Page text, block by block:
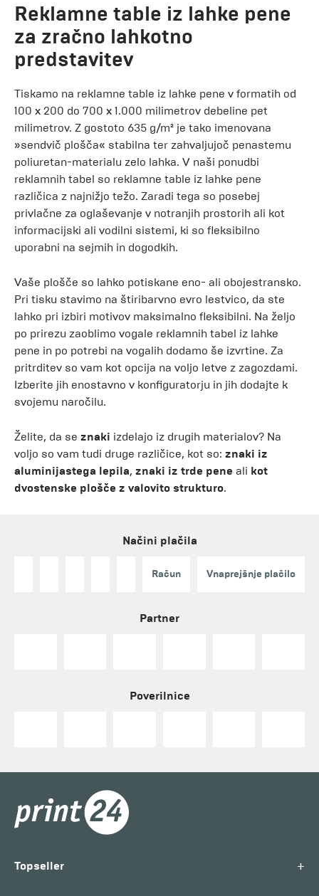
Reklamne table iz lahke pene
za zračno lahkotno
predstavitev
Tiskamo na reklamne table iz lahke pene v formatih od
100 x 200 do 700 x 1.000 milimetrov debeline pet
milimetrov. Z gostoto 635 g/m² je tako imenovana
»sendvič plošča« stabilna ter zahvaljujoč penastemu
poliuretan-materialu zelo lahka. V naši ponudbi
reklamnih tabel so reklamne table iz lahke pene
različica z najnižjo težo. Zaradi tega so posebej
privlačne za oglaševanje v notranjih prostorih ali kot
informacijski ali vodilni sistemi, ki so fleksibilno
uporabni na sejmih in dogodkih.
Vaše plošče so lahko potiskane eno- ali obojestransko.
Pri tisku stavimo na štiribarvno evro lestvico, da ste
lahko pri izbiri motivov maksimalno fleksibilni. Na željo
po prirezu zaoblimo vogale reklamnih tabel iz lahke
pene in po potrebi na vogalih dodamo še izvrtine. Za
pritrditev so vam kot opcija na voljo letve z zagozdami.
Izberite jih enostavno v konfiguratorju in jih dodajte k
svojemu naročilu.
Želite, da se znaki izdelajo iz drugih materialov? Na
voljo so vam tudi druge različice, kot so: znaki iz
aluminijastega lepila, znaki iz trde pene ali kot
dvostenske plošče z valovito strukturo.
Načini plačila
Račun Vnaprejšnje plačilo
Partner
Poverilnice
Topseller +